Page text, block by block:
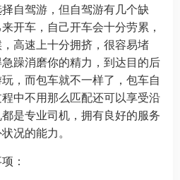
自驾游，但自驾游有几个缺
开车，自己开车会十分劳累，
高速上十分拥挤，很容易堵
躁消磨你的精力，到达目的后
，而包车就不一样了，包车自
中不用那么匹配还可以享受沿
是专业司机，拥有良好的服务
况的能力。
：